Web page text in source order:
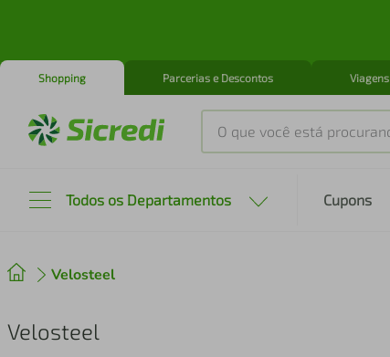
Shopping Parcerias e Descontos Viagens
O que você está procurando?
Todos os Departamentos Cupons
Velosteel
Velosteel